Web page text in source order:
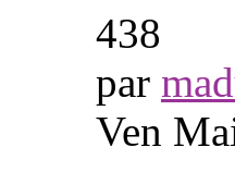
438
par
Ven